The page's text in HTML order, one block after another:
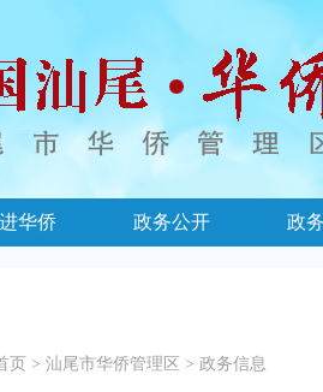
华侨 政务公开 政
页 > 汕尾市华侨管理区 > 政务信息